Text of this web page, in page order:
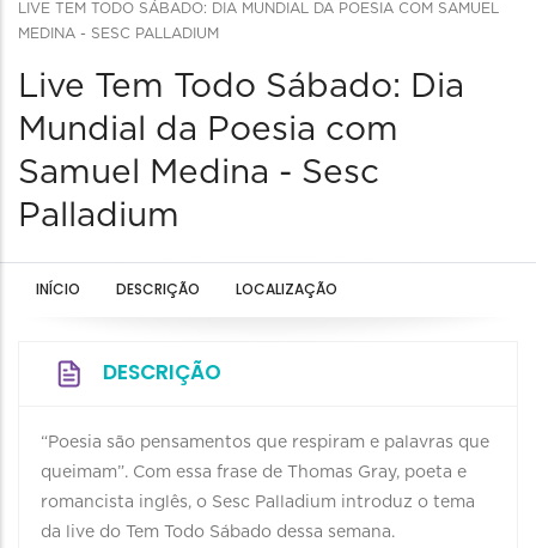
LIVE TEM TODO SÁBADO: DIA MUNDIAL DA POESIA COM SAMUEL
MEDINA - SESC PALLADIUM
Live Tem Todo Sábado: Dia
Mundial da Poesia com
Samuel Medina - Sesc
Palladium
INÍCIO DESCRIÇÃO LOCALIZAÇÃO
DESCRIÇÃO
“Poesia são pensamentos que respiram e palavras que
queimam”. Com essa frase de Thomas Gray, poeta e
romancista inglês, o Sesc Palladium introduz o tema
da live do Tem Todo Sábado dessa semana.